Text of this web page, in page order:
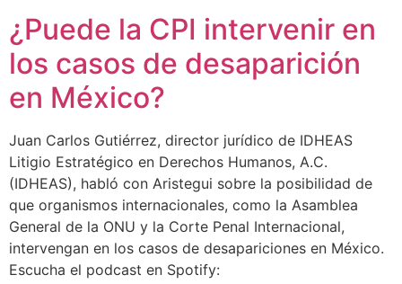
¿Puede la CPI intervenir en
los casos de desaparición
en México?
Juan Carlos Gutiérrez, director jurídico de IDHEAS
Litigio Estratégico en Derechos Humanos, A.C.
(IDHEAS), habló con Aristegui sobre la posibilidad de
que organismos internacionales, como la Asamblea
General de la ONU y la Corte Penal Internacional,
intervengan en los casos de desapariciones en México.
Escucha el podcast en Spotify: